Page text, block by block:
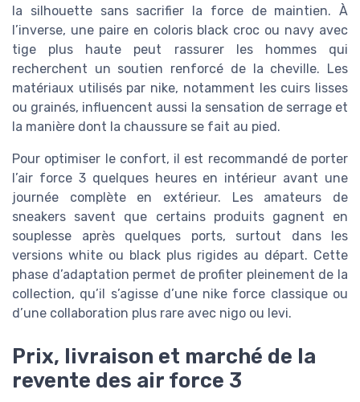
la silhouette sans sacrifier la force de maintien. À
l’inverse, une paire en coloris black croc ou navy avec
tige plus haute peut rassurer les hommes qui
recherchent un soutien renforcé de la cheville. Les
matériaux utilisés par nike, notamment les cuirs lisses
ou grainés, influencent aussi la sensation de serrage et
la manière dont la chaussure se fait au pied.
Pour optimiser le confort, il est recommandé de porter
l’air force 3 quelques heures en intérieur avant une
journée complète en extérieur. Les amateurs de
sneakers savent que certains produits gagnent en
souplesse après quelques ports, surtout dans les
versions white ou black plus rigides au départ. Cette
phase d’adaptation permet de profiter pleinement de la
collection, qu’il s’agisse d’une nike force classique ou
d’une collaboration plus rare avec nigo ou levi.
Prix, livraison et marché de la
revente des air force 3